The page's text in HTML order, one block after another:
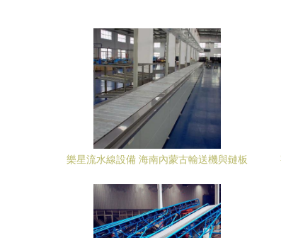
樂星流水線設備 海南內蒙古輸送機與鏈板